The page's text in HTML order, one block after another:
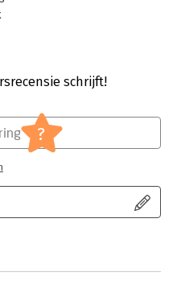
It is split into four parts
is essential reading for
and support workers
incidents as a victim,
schrijft!
?